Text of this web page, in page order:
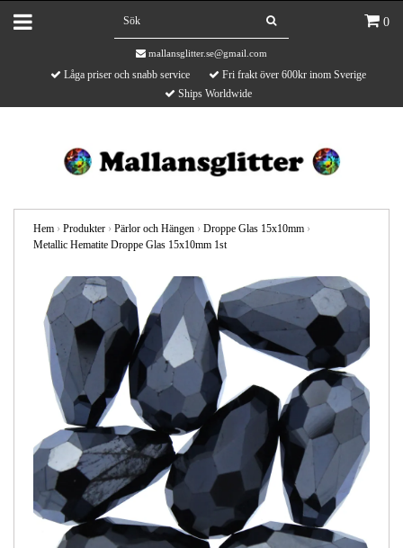
0
mallansglitter.se@gmail.com
Låga priser och snabb service
Fri frakt över 600kr inom Sverige
Ships Worldwide
Hem › Produkter › Pärlor och Hängen › Droppe Glas 15x10mm ›
Metallic Hematite Droppe Glas 15x10mm 1st